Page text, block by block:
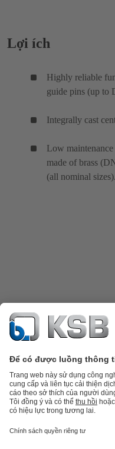
Lợi ích
Highly reliable
guide pins (up to
Integrally cast
Low
made of brass
(all nominal sizes).
Danh mục sản phẩmPhụ tùng